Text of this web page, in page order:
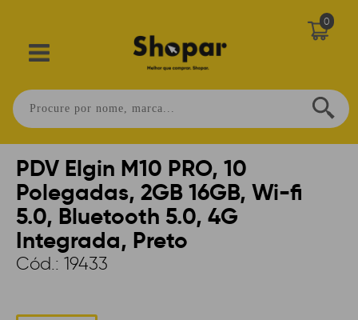
0
PDV Elgin M10 PRO, 10
Polegadas, 2GB 16GB, Wi-fi
5.0, Bluetooth 5.0, 4G
Integrada, Preto
Cód.: 19433